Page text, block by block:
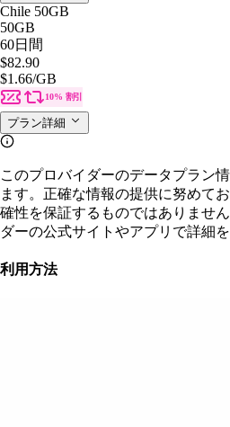
Chile 50GB
50GB
60日間
$82.90
$1.66/GB
10% 割引
プラン詳細
このプロバイダーのデータプラン
ます。正確な情報の提供に努めて
確性を保証するものではありませ
ダーの公式サイトやアプリで詳細
利用方法